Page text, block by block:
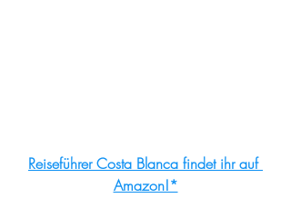
Reiseführer Costa Blanca findet ihr auf
Amazon!*